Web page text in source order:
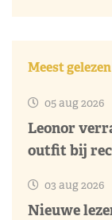
Meest gelezen
05 aug 2026
Leonor
outfit bij
03 aug 2026
Nieuwe